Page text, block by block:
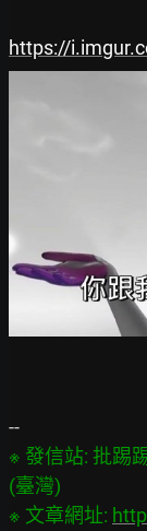
https://
※ 發信站: 批踢
(臺灣)
※ 文章網址: